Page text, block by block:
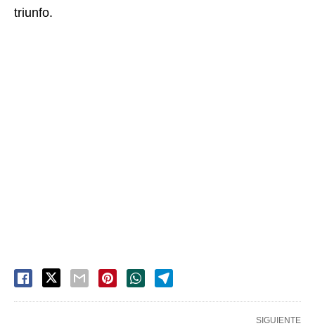
triunfo.
SIGUIENTE